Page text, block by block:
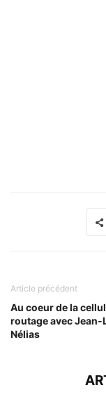
Article précédent
Au coeur de la
routage avec Jean-
Nélias